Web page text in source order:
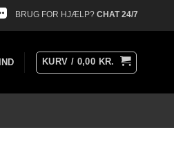
BRUG FOR HJÆLP? CHAT 24/7
KURV / 0,00 KR.